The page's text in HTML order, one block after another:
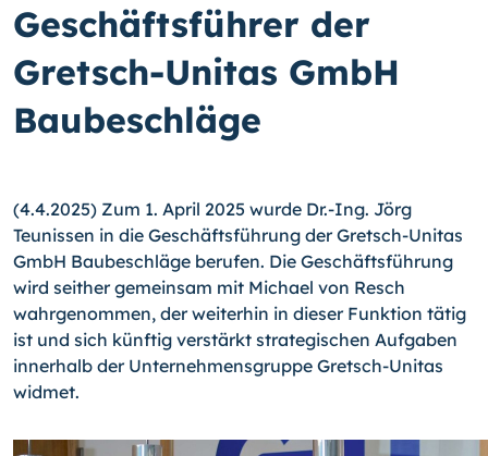
Geschäftsführer der
Gretsch-Unitas GmbH
Baubeschläge
(4.4.2025) Zum 1. April 2025 wurde Dr.-Ing. Jörg
Teunissen in die Geschäftsführung der Gretsch-Unitas
GmbH Baubeschläge berufen. Die Geschäftsführung
wird seither gemeinsam mit Michael von Resch
wahrgenommen, der weiterhin in dieser Funktion tätig
ist und sich künftig verstärkt strategischen Aufgaben
innerhalb der Unternehmensgruppe Gretsch-Unitas
widmet.